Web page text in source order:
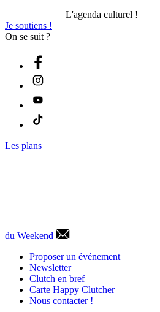
L'agenda culturel !
Je soutiens !
On se suit ?
Les plans
du Weekend
Proposer un événement
Newsletter
Clutch en bref
Carte Happy Clutcher
Nous contacter !